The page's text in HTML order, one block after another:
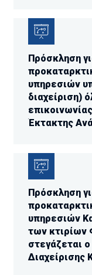
Πρόσκληση
υπηρεσιών
διαχείριση)
Έκτακτης
Πρόσκληση
υπηρεσιών
των κτιρίων
στεγάζεται
Διαχείρισης